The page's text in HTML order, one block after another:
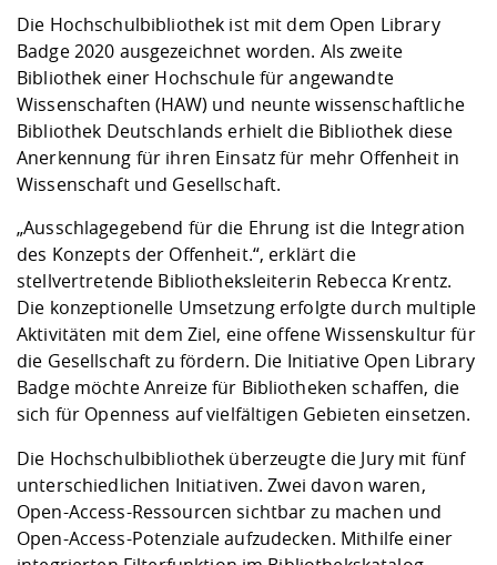
Vorbereitung
Checkliste zum
Studien- und
Digitales Lernen
Fremdsprachen
Jobs, Praktika,
Studieren in
Lebenslagen
Angebote der
Arbeit
Career Service
Lehren,
Weiterbilden im
Internationale
Formulare und
FIS -
Prototyping und
Gründung und
Kontakt &
Klimaschutz &
Förderverein
Gremien und
Informatik/
Landbau/
Maschinenbau
Angebote für Unternehmen
Kontakt und Anfahrt
Qualitätssicherung
Die Hochschulbibliothek ist mit dem Open Library
Badge 2020 ausgezeichnet worden. Als zweite
Bibliothek einer Hochschule für angewandte
Wissenschaften (HAW) und neunte wissenschaftliche
Bibliothek Deutschlands erhielt die Bibliothek diese
Anerkennung für ihren Einsatz für mehr Offenheit in
Wissenschaft und Gesellschaft.
„Ausschlagegebend für die Ehrung ist die Integration
des Konzepts der Offenheit.“, erklärt die
stellvertretende Bibliotheksleiterin Rebecca Krentz.
Die konzeptionelle Umsetzung erfolgte durch multiple
Aktivitäten mit dem Ziel, eine offene Wissenskultur für
die Gesellschaft zu fördern. Die Initiative Open Library
Badge möchte Anreize für Bibliotheken schaffen, die
sich für Openness auf vielfältigen Gebieten einsetzen.
Die Hochschulbibliothek überzeugte die Jury mit fünf
unterschiedlichen Initiativen. Zwei davon waren,
Open-Access-Ressourcen sichtbar zu machen und
Open-Access-Potenziale aufzudecken. Mithilfe einer